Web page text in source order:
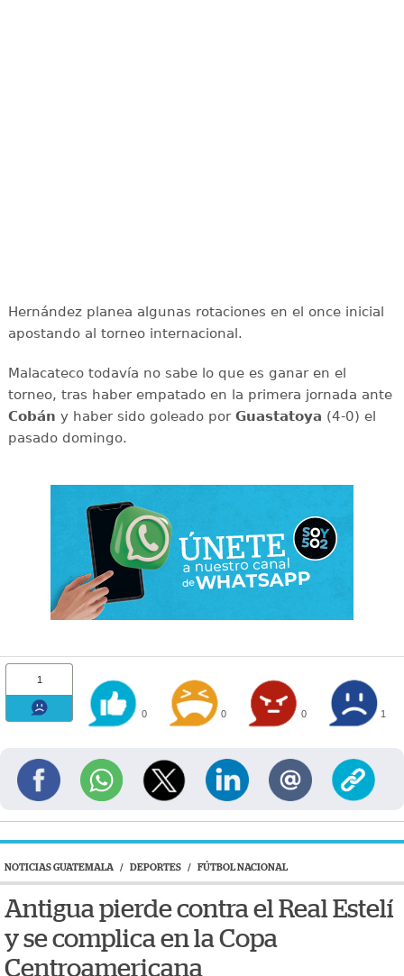
Hernández planea algunas rotaciones en el once inicial
apostando al torneo internacional.
Malacateco todavía no sabe lo que es ganar en el
torneo, tras haber empatado en la primera jornada ante
Cobán y haber sido goleado por Guastatoya (4-0) el
pasado domingo.
1
0 0 0 1
NOTICIAS GUATEMALA / DEPORTES / FÚTBOL NACIONAL
Antigua pierde contra el Real Estelí
y se complica en la Copa
Centroamericana